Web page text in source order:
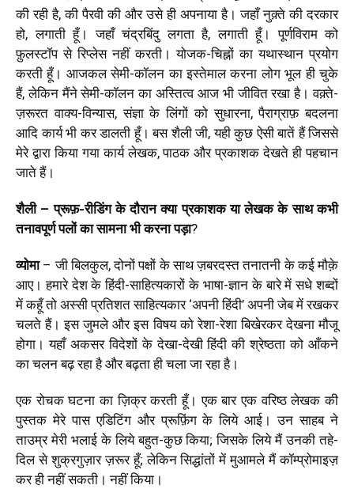
की रही है, की पैरवी की और उसे ही अपनाया है। जहाँ नुक़्ते की दरकार
हो, लगाती हूँ। जहाँ चंद्रबिंदु लगता है, लगाती हूँ। पूर्णविराम को
फ़ुलस्टॉप से रिप्लेस नहीं करती। योजक-चिह्नों का यथास्थान प्रयोग
करती हूँ। आजकल सेमी-कॉलन का इस्तेमाल करना लोग भूल ही चुके
हैं, लेकिन मैंने सेमी-कॉलन का अस्तित्व आज भी जीवित रखा है। वक़्ते-
ज़रूरत वाक्य-विन्यास, संज्ञा के लिंगों को सुधारना, पैराग्राफ़ बदलना
आदि कार्य भी कर डालती हूँ। बस शैली जी, यही कुछ ऐसी बातें हैं जिससे
मेरे द्वारा किया गया कार्य लेखक, पाठक और प्रकाशक देखते ही पहचान
जाते हैं।
शैली – प्रूफ़-रीडिंग के दौरान क्या प्रकाशक या लेखक के साथ कभी
तनावपूर्ण पलों का सामना भी करना पड़ा?
व्योमा – जी बिलकुल, दोनों पक्षों के साथ ज़बरदस्त तनातनी के कई मौक़े
आए। हमारे देश के हिंदी-साहित्यकारों के भाषा-ज्ञान के बारे में सधे शब्दों
में कहूँ तो अस्सी प्रतिशत साहित्यकार ‘अपनी हिंदी’ अपनी जेब में रखकर
चलते हैं। इस जुमले और इस विषय को रेशा-रेशा बिखेरकर देखना मौजू
होगा। यहाँ अकसर विदेशों के देखा-देखी हिंदी की श्रेष्ठता को आँकने
का चलन बढ़ रहा है और बढ़ता ही चला जा रहा है।
एक रोचक घटना का ज़िक्र करती हूँ। एक बार एक वरिष्ठ लेखक की
पुस्तक मेरे पास एडिटिंग और प्रूफ़िंग के लिये आई। उन साहब ने
ताउम्र मेरी भलाई के लिये बहुत-कुछ किया; जिसके लिये मैं उनकी तहे-
दिल से शुक्रगुज़ार ज़रूर हूँ; लेकिन सिद्धांतों में मुआमले मैं कॉम्प्रोमाइज़
कर ही नहीं सकती। नहीं किया।